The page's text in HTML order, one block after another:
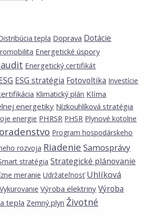
tepla Doprava Dotácie
Energetické úspory
Energetický certifikát
ESG stratégia Fotovoltika Investície
Klimatický plán Klíma
energetiky Nízkouhlíková stratégia
energie PHRSR PHSR Plynové kotolne
Program hospodárskeho
rozvoja Riadenie Samosprávy
stratégia Strategické plánovanie
meranie Udržateľnosť Uhlíková
Vykurovanie Výroba elektriny Výroba
tepla Zemný plyn Životné